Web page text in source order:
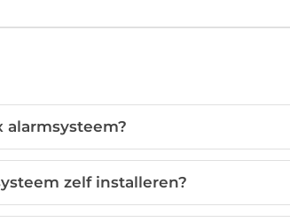
alarmsysteem?
zelf installeren?